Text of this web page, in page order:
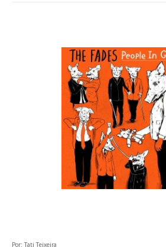
Por: Tati Teixeira